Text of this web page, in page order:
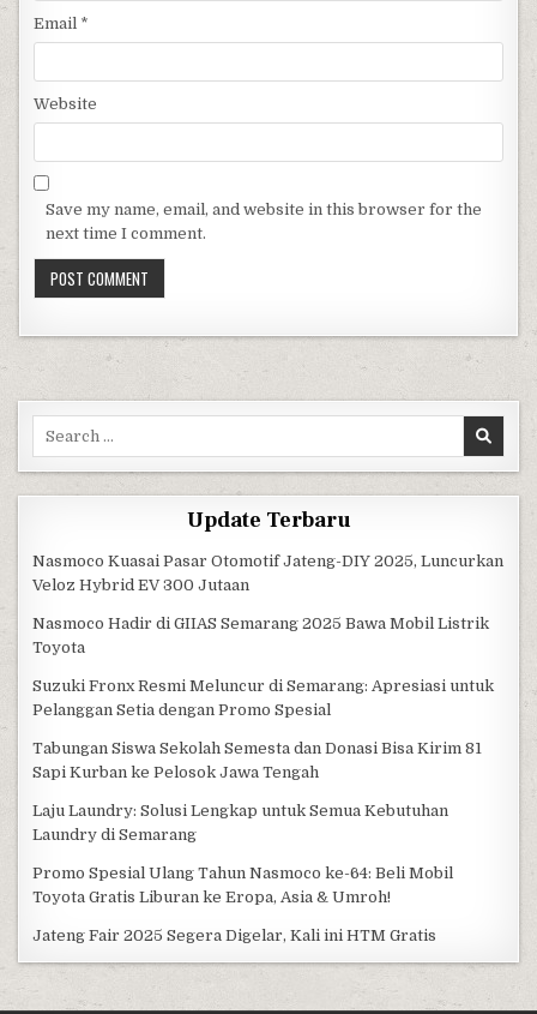
Email *
Website
Save my name, email, and website in this browser for the
next time I comment.
Update Terbaru
Nasmoco Kuasai Pasar Otomotif Jateng-DIY 2025, Luncurkan
Veloz Hybrid EV 300 Jutaan
Nasmoco Hadir di GIIAS Semarang 2025 Bawa Mobil Listrik
Toyota
Suzuki Fronx Resmi Meluncur di Semarang: Apresiasi untuk
Pelanggan Setia dengan Promo Spesial
Tabungan Siswa Sekolah Semesta dan Donasi Bisa Kirim 81
Sapi Kurban ke Pelosok Jawa Tengah
Laju Laundry: Solusi Lengkap untuk Semua Kebutuhan
Laundry di Semarang
Promo Spesial Ulang Tahun Nasmoco ke-64: Beli Mobil
Toyota Gratis Liburan ke Eropa, Asia & Umroh!
Jateng Fair 2025 Segera Digelar, Kali ini HTM Gratis